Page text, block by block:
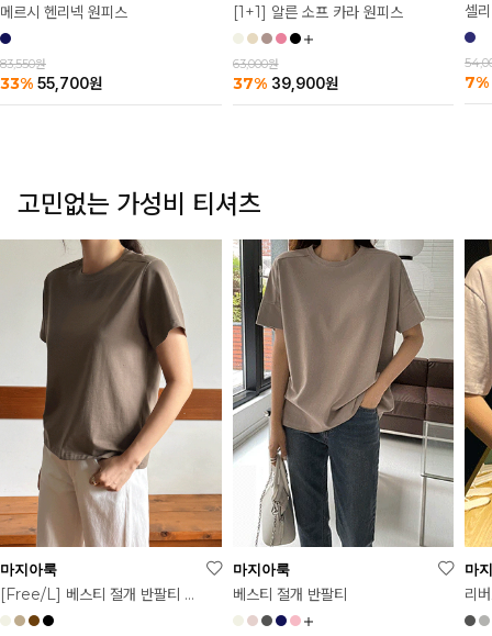
메르시 헨리넥 원피스
83,550원
33% 55,700원
[1+1] 알른 소프 카라 원피스
63,000원
37% 39,900원
셀
7%
고민없는 가성비 티셔츠
마지아룩
[Free/L] 베스티 절개 반팔티 2탄
마지아룩
베스티 절개 반팔티
마
리